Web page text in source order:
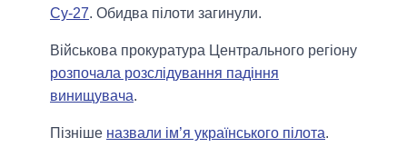
Су-27. Обидва пілоти загинули.
Військова прокуратура Центрального регіону
розпочала розслідування падіння
винищувача.
Пізніше назвали ім’я українського пілота.